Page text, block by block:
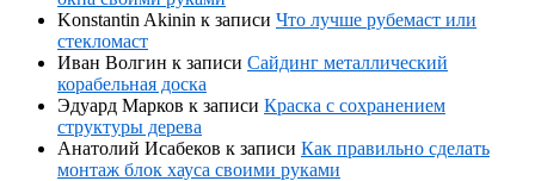
Konstantin Akinin к записи Что лучше рубемаст или
стекломаст
Иван Волгин к записи Сайдинг металлический
корабельная доска
Эдуард Марков к записи Краска с сохранением
структуры дерева
Анатолий Исабеков к записи Как правильно сделать
монтаж блок хауса своими руками